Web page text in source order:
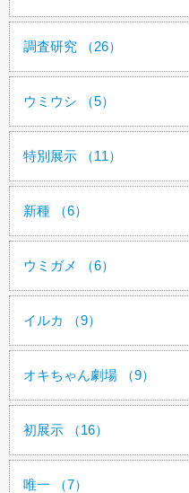
調査研究 （26）
ウミウシ （5）
特別展示 （11）
新種 （6）
ウミガメ （6）
イルカ （9）
オキちゃん劇場 （9）
初展示 （16）
唯一 （7）